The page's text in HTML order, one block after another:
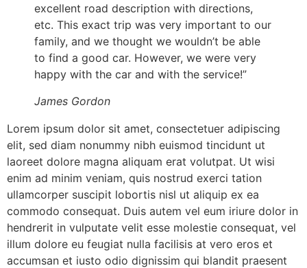
excellent road description with directions,
etc. This exact trip was very important to our
family, and we thought we wouldn’t be able
to find a good car. However, we were very
happy with the car and with the service!”
James Gordon
Lorem ipsum dolor sit amet, consectetuer adipiscing
elit, sed diam nonummy nibh euismod tincidunt ut
laoreet dolore magna aliquam erat volutpat. Ut wisi
enim ad minim veniam, quis nostrud exerci tation
ullamcorper suscipit lobortis nisl ut aliquip ex ea
commodo consequat. Duis autem vel eum iriure dolor in
hendrerit in vulputate velit esse molestie consequat, vel
illum dolore eu feugiat nulla facilisis at vero eros et
accumsan et iusto odio dignissim qui blandit praesent